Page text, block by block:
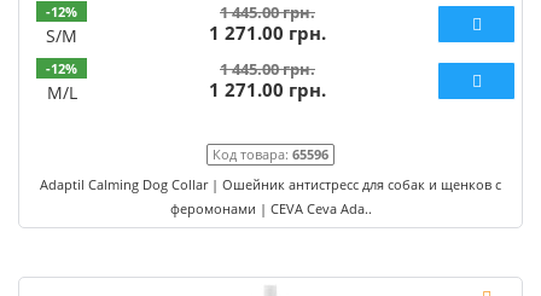
-12%
S/M
1 445.00 грн.
1 271.00 грн.
-12%
M/L
1 445.00 грн.
1 271.00 грн.
Код товара: 65596
Adaptil Calming Dog Collar | Ошейник антистресс для собак и щенков с
феромонами | CEVA Ceva Ada..